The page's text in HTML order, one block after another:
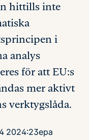
hittills inte
i
analys
för att EU:s
mer aktivt
verktygslåda.
2024:23epa